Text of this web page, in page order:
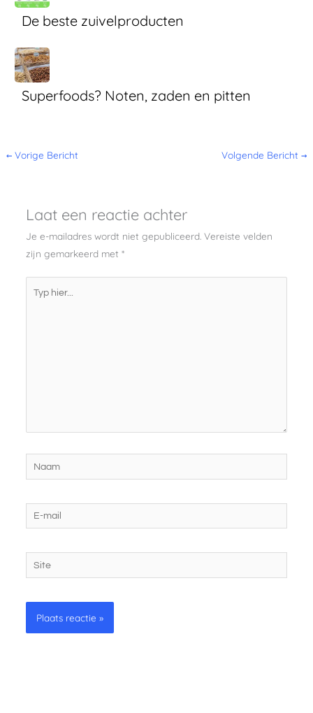
De beste zuivelproducten
Superfoods? Noten, zaden en pitten
← Vorige Bericht Volgende Bericht →
Laat een reactie achter
Je e-mailadres wordt niet gepubliceerd. Vereiste velden
zijn gemarkeerd met *
Naam
mail
Site